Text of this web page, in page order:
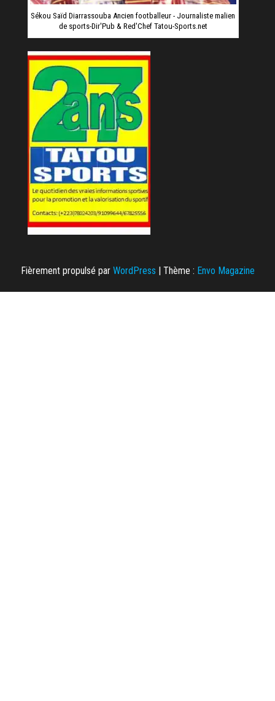
Sékou Saïd Diarrassouba Ancien footballeur - Journaliste malien
de sports-Dir'Pub & Red'Chef Tatou-Sports.net
Fièrement propulsé par WordPress | Thème : Envo Magazine